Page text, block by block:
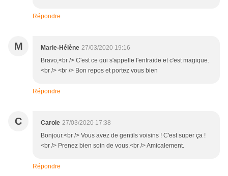
Répondre
M Marie-Hélène 27/03/2020 19:16
Bravo,<br /> C'est ce qui s'appelle l'entraide et c'est magique.
<br /> <br /> Bon repos et portez vous bien
Répondre
C Carole 27/03/2020 17:38
Bonjour.<br /> Vous avez de gentils voisins ! C'est super ça !
<br /> Prenez bien soin de vous.<br /> Amicalement.
Répondre